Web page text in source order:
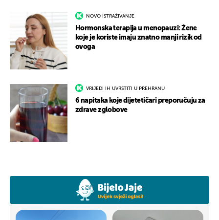
NOVO ISTRAŽIVANJE
Hormonska terapija u menopauzi: Žene
koje je koriste imaju znatno manji rizik od
ovoga
VRIJEDI IH UVRSTITI U PREHRANU
6 napitaka koje dijetetičari preporučuju za
zdrave zglobove